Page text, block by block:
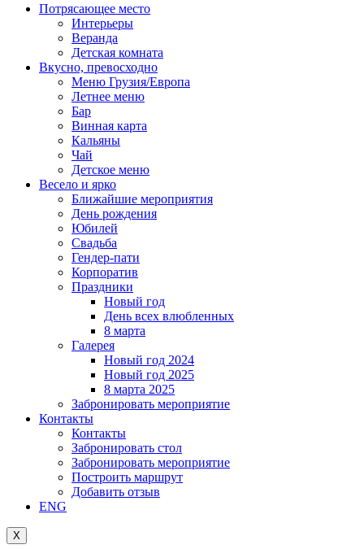
Потрясающее место
Интерьеры
Веранда
Детская комната
Вкусно, превосходно
Меню Грузия/Европа
Летнее меню
Бар
Винная карта
Кальяны
Чай
Детское меню
Весело и ярко
Ближайшие мероприятия
День рождения
Юбилей
Свадьба
Гендер-пати
Корпоратив
Праздники
Новый год
День всех влюбленных
8 марта
Галерея
Новый год 2024
Новый год 2025
8 марта 2025
Забронировать мероприятие
Контакты
Контакты
Забронировать стол
Забронировать мероприятие
Построить маршрут
Добавить отзыв
ENG
Х